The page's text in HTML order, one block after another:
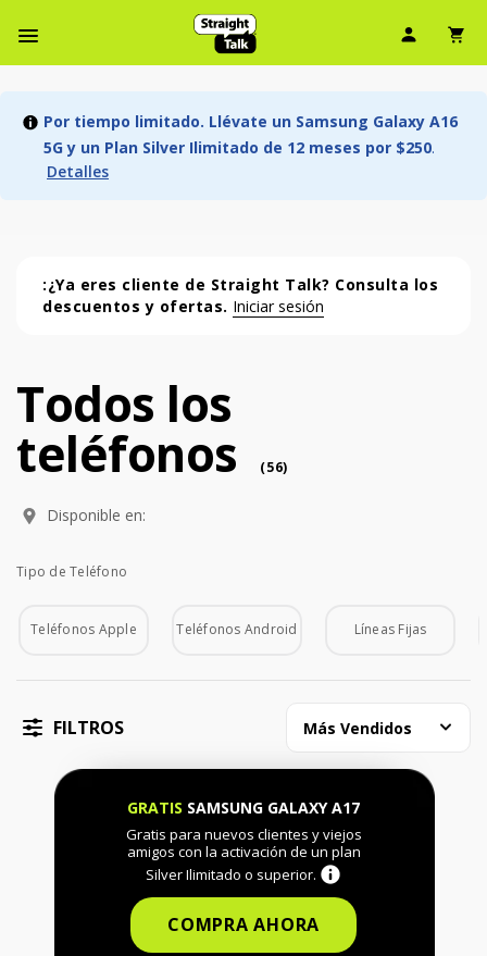
Menú de barra de navegación
Ícono
Por tiempo limitado. Llévate un Samsung Galaxy A16
5G y un Plan Silver Ilimitado de 12 meses por $250.
Detalles
:¿Ya eres cliente de Straight Talk? Consulta los
descuentos y ofertas. Iniciar sesión
Todos los teléfonos (56 phone )
Todos los
teléfonos (56)
Disponible en:
Tipo de Teléfono
Teléfonos Apple Teléfonos Android Líneas Fijas
FILTROS Más Vendidos
GRATIS SAMSUNG GALAXY A17
Gratis para nuevos clientes y viejos
amigos con la activación de un plan
Silver Ilimitado o superior.
COMPRA AHORA